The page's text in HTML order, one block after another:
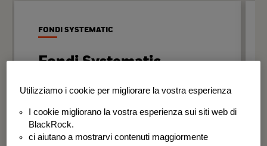
FONDI SYSTEMATIC
Fondi Systematic
Strategie quantitative basate sui dati
disciplinato e coerente nel tempo.
BSF Systematic World Equity Fund
Utilizziamo i cookie per migliorare la vostra esperienza
I cookie migliorano la vostra esperienza sui siti web di
BlackRock.
ci aiutano a mostrarvi contenuti maggiormente